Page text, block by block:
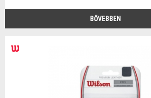
BŐVEBBEN